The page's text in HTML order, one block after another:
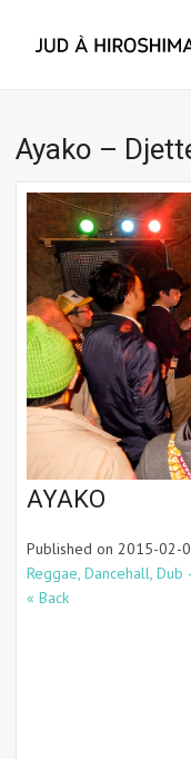
Ayako –
AYAKO
Published on 2015-02-
Reggae, Dancehall, Dub
« Back